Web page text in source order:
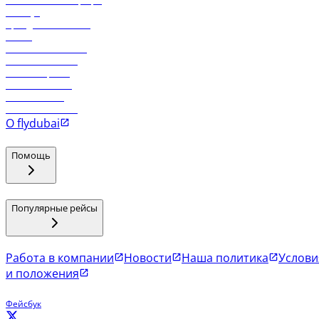
О flydubai
Помощь
Популярные рейсы
Работа в компании Новости Наша политика
и положения
Фейсбук